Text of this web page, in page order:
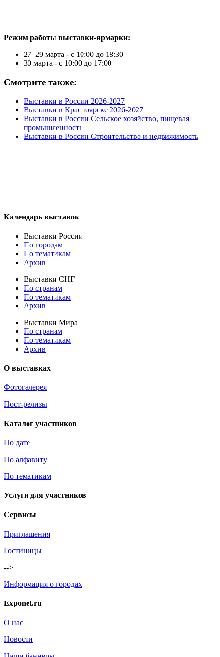
Режим работы выставки-ярмарки:
27–29 марта - с 10:00 до 18:30
30 марта - с 10:00 до 17:00
Смотрите также:
Выставки в России 2026-2027
Выставки в Красноярске 2026-2027
Выставки в России Сельское хозяйство, пищевая
промышленность
Выставки в России Строительство и недвижимость
Календарь выставок
Выставки России
По городам
По тематикам
Архив
Выставки СНГ
По странам
По тематикам
Архив
Выставки Мира
По странам
По тематикам
Архив
О выставках
Фотогалерея
Пост-релизы
Каталог участников
По дате
По алфавиту
По тематикам
Услуги для участников
Сервисы
Приглашения
Гостиницы
-->
Информация о городах
Exponet.ru
О нас
Новости